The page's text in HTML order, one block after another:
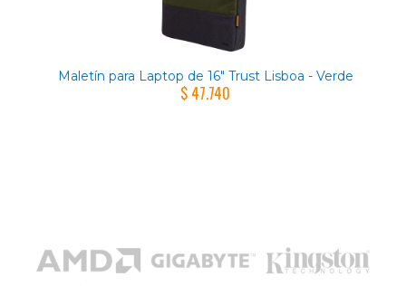
Maletín para Laptop de 16" Trust Lisboa - Verde
$ 47.740